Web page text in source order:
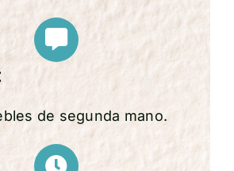
de segunda mano.